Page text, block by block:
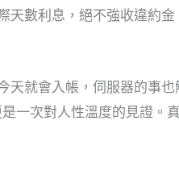
數利息，絕不強收違約
就會入帳，伺服器的事
一次對人性溫度的見證。